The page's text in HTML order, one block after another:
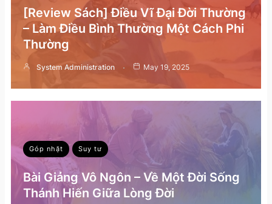
[Review Sách] Điều Vĩ Đại Đời Thường
– Làm Điều Bình Thường Một Cách Phi
Thường
System Administration May 19, 2025
Góp nhặt Suy tư
Bài Giảng Vô Ngôn – Về Một Đời Sống
Thánh Hiến Giữa Lòng Đời